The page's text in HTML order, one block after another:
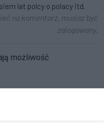
lat polcy o polacy itd.
na komentarz, musisz być
zalogowany.
możliwość